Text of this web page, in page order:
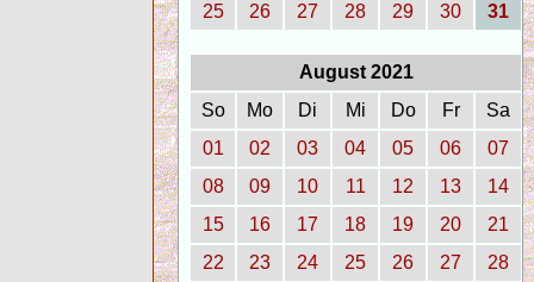
25
26 27 28 29 30 31
August 2021
So
Mo Di Mi Do Fr
Sa
01
02 03 04 05 06
07
08
09 10 11 12 13
14
15
16 17 18 19 20
21
22
23 24 25 26 27
28